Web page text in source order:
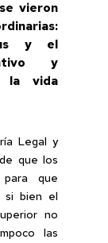
vieron
y el
y
la vida
Legal y
que los
para que
si bien el
no
las